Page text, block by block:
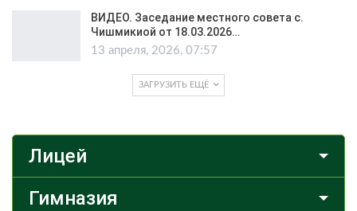
ВИДЕО. Заседание местного совета с.
Чишмикиой от 18.03.2026…
13 апреля, 2026, 07:57
ЗАГРУЗИТЬ ЕЩЁ
Лицей
Гимназия